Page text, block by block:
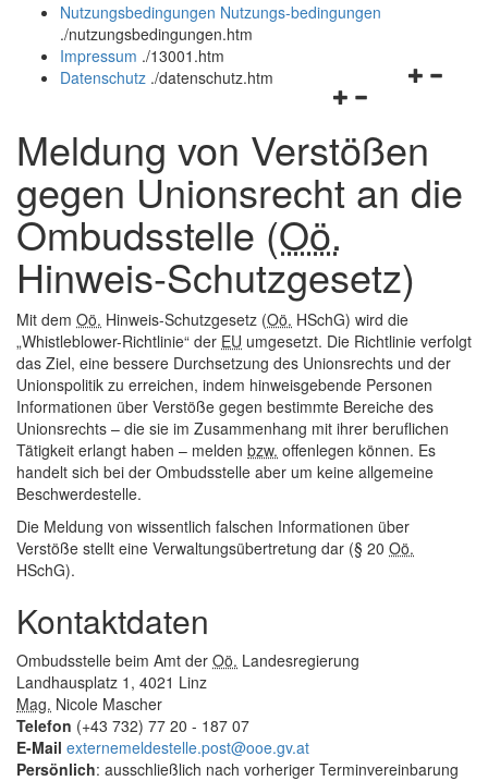
und
schließen
Nutzungsbedingungen Nutzungs-bedingungen
./nutzungsbedingungen.htm
schließen
Impressum ./13001.htm
Navigationsmenü
und
schließen
Datenschutz ./datenschutz.htm
Meldung von Verstößen
gegen Unionsrecht an die
Ombudsstelle (Oö.
Hinweis-Schutzgesetz)
Mit dem Oö. Hinweis-Schutzgesetz (Oö. HSchG) wird die
„Whistleblower-Richtlinie“ der EU umgesetzt. Die Richtlinie verfolgt
das Ziel, eine bessere Durchsetzung des Unionsrechts und der
Unionspolitik zu erreichen, indem hinweisgebende Personen
Informationen über Verstöße gegen bestimmte Bereiche des
Unionsrechts – die sie im Zusammenhang mit ihrer beruflichen
Tätigkeit erlangt haben – melden bzw. offenlegen können. Es
handelt sich bei der Ombudsstelle aber um keine allgemeine
Beschwerdestelle.
Die Meldung von wissentlich falschen Informationen über
Verstöße stellt eine Verwaltungsübertretung dar (§ 20 Oö.
HSchG).
Kontaktdaten
Ombudsstelle beim Amt der Oö. Landesregierung
Landhausplatz 1, 4021 Linz
Mag. Nicole Mascher
Telefon (+43 732) 77 20 - 187 07
E-Mail externemeldestelle.post@ooe.gv.at
Persönlich: ausschließlich nach vorheriger Terminvereinbarung